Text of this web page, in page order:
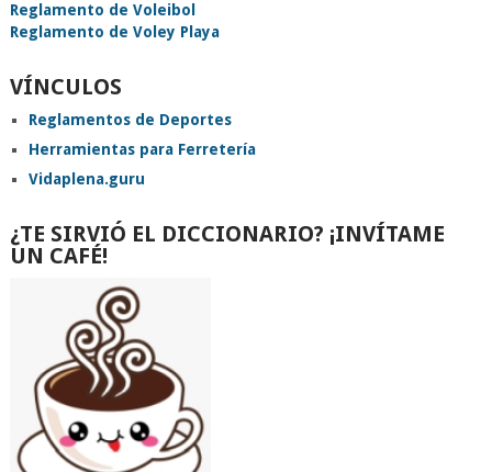
Reglamento de Voleibol
Reglamento de Voley Playa
VÍNCULOS
Reglamentos de Deportes
Herramientas para Ferretería
Vidaplena.guru
¿TE SIRVIÓ EL DICCIONARIO? ¡INVÍTAME
UN CAFÉ!